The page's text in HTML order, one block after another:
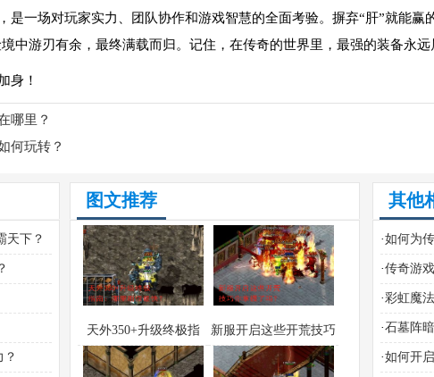
是一场对玩家实力、团队协作和游戏智慧的全面考验。摒弃“肝”就能赢
中游刃有余，最终满载而归。记住，在传奇的世界里，最强的装备永远
身！
哪里？
何玩转？
天下？
图文推荐
天外350+升级终极指
南：哪里刷怪最快？
新服开启这些开荒技巧
你掌握了吗？
其他
·如何为
·传奇游
巧？
·彩虹魔
与高效使
·石墓阵
道吗？
·如何开